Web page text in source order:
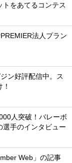
をあてるコンテス
法人プラン
ン好評配信中。ス
人突破！バレーボ
選手のインタビュー
Web」の記事